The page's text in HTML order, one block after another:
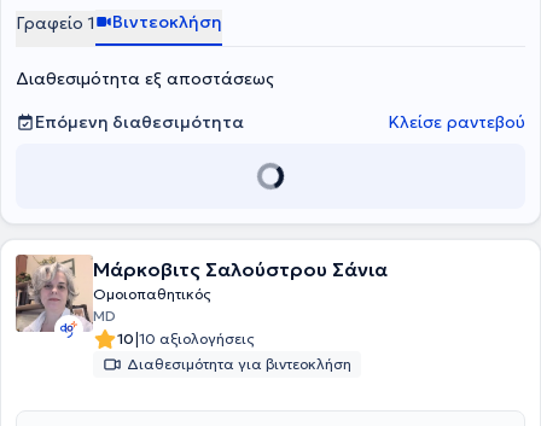
Γραφείο 1 Βιντεοκλήση
Διαθεσιμότητα εξ αποστάσεως
Επόμενη διαθεσιμότητα
Κλείσε ραντεβού
Μάρκοβιτς Σαλούστρου Σάνια
Ομοιοπαθητικός
MD
10|10 αξιολογήσεις
Διαθεσιμότητα για βιντεοκλήση